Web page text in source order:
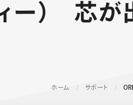
ー ） 芯が
ホーム サポート